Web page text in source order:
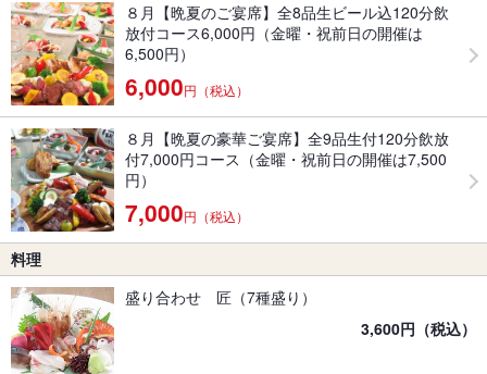
８月【晩夏のご宴席】全8品生ビール込120分飲
放付コース6,000円（金曜・祝前日の開催は
6,500円）
6,000円（税込）
８月【晩夏の豪華ご宴席】全9品生付120分飲放
付7,000円コース（金曜・祝前日の開催は7,500
円）
7,000円（税込）
料理
盛り合わせ 匠（7種盛り）
3,600円（税込）